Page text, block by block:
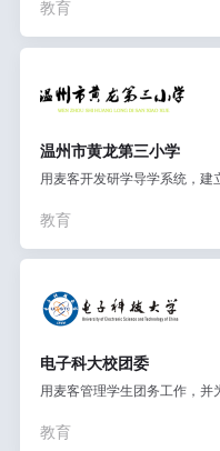
教育
温州市黄龙第三小学
用麦客开发研学导学系统，建
教育
电子科大校团委
用麦客管理学生团务工作，并
教育